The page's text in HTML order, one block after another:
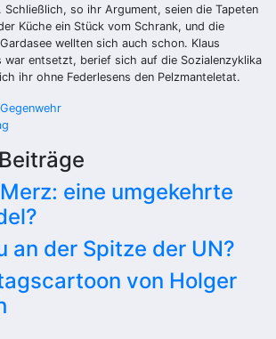
Schließlich, so ihr Argument, seien die Tapeten
Küche ein Stück vom Schrank, und die
wellten sich auch schon. Klaus
war entsetzt, berief sich auf die Sozialenzyklika
ihr ohne Federlesens den Pelzmanteletat.
eine umgekehrte
an der Spitze der UN?
von Holger